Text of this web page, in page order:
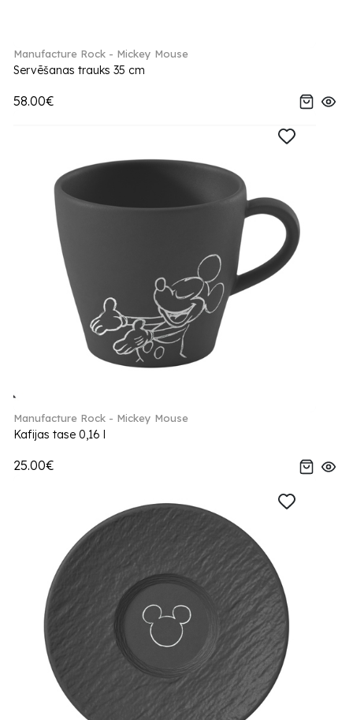
Manufacture Rock - Mickey Mouse
Servēšanas trauks 35 cm
58.00€
Manufacture Rock - Mickey Mouse
Kafijas tase 0,16 l
25.00€